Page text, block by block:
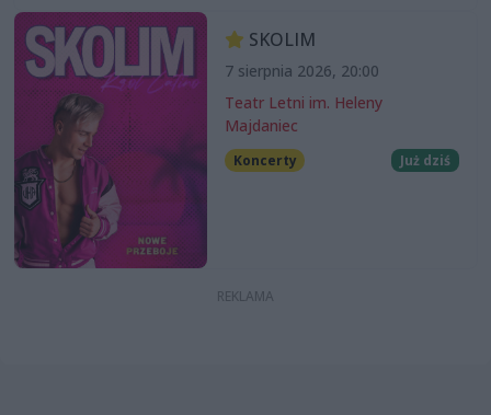
SKOLIM
7 sierpnia 2026, 20:00
Teatr Letni im. Heleny
Majdaniec
Koncerty Już dziś